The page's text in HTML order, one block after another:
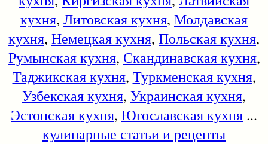
кухня, Литовская кухня, Молдавская
кухня, Немецкая кухня, Польская кухня,
Румынская кухня, Скандинавская кухня,
Таджикская кухня, Туркменская кухня,
Узбекская кухня, Украинская кухня,
Эстонская кухня, Югославская кухня ...
кулинарные статьи и рецепты